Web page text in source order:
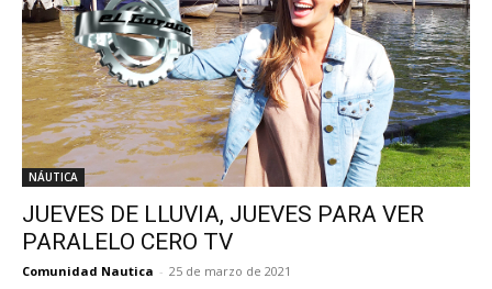
NÁUTICA
JUEVES DE LLUVIA, JUEVES PARA VER
PARALELO CERO TV
Comunidad Nautica - 25 de marzo de 2021